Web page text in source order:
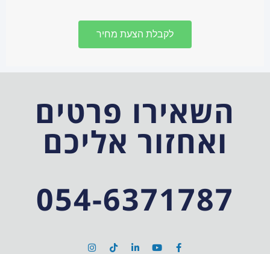
לקבלת הצעת מחיר
השאירו פרטים
ואחזור אליכם
054-6371787